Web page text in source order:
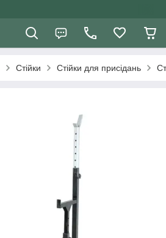
Стійки Стійки для присідань